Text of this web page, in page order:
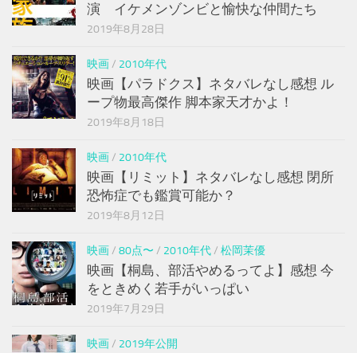
演 イケメンゾンビと愉快な仲間たち
2019年8月28日
映画/ 2010年代
映画【パラドクス】ネタバレなし感想 ル
ープ物最高傑作 脚本家天才かよ！
2019年8月18日
映画/ 2010年代
映画【リミット】ネタバレなし感想 閉所
恐怖症でも鑑賞可能か？
2019年8月12日
映画/ 80点〜 / 2010年代/ 松岡茉優
映画【桐島、部活やめるってよ】感想 今
をときめく若手がいっぱい
2019年7月29日
映画/ 2019年公開